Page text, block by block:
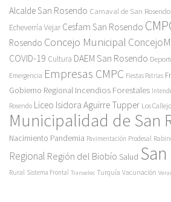
Alcalde San Rosendo Carnaval de San Rosendo
Echeverría Vejar Cesfam San Rosendo
Rosendo Concejo Municipal
COVID-19 Cultura DAEM San Rosendo
Emergencia Empresas CMPC Fiestas Patrias
Gobierno Regional Incendios Forestales
Rosendo Liceo Isidora Aguirre Tupper Los
Municipalidad de San
Nacimiento Pandemia Pavimentación Prodesal
Regional Región del Biobío Salud
Rural Sistema Frontal Transelec Turquía Vacunación